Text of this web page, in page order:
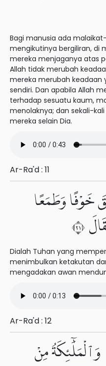
Bagi manusia ada
mengikutinya bergiliran, di
mereka menjaganya atas
Allah tidak merubah
mereka merubah keadaan
sendiri. Dan apabila Allah
terhadap sesuatu kaum,
menolaknya; dan sekali-
mereka selain Dia.
Ar-Ra'd : 11
خَوْفًا وَطَمَعًا
١٢
Dialah Tuhan yang
menimbulkan ketakutan
mengadakan awan
Ar-Ra'd : 12
مِنْ